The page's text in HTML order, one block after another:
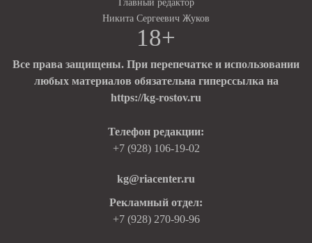
Главный редактор
Никита Сергеевич Жуков
18+
Все права защищены. При перепечатке и использовании
любых материалов обязательна гиперссылка на
https://kg-rostov.ru
Телефон редакции:
+7 (928) 106-19-02
kg@riacenter.ru
Рекламный отдел:
+7 (928) 270-90-96